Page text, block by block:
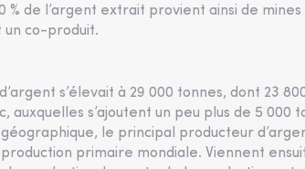
% de l’argent extrait provient ainsi de
un co-produit.
s’élevait à 29 000 tonnes, dont 23
auxquelles s’ajoutent un peu plus de 5 000
le principal producteur
production primaire mondiale. Viennent